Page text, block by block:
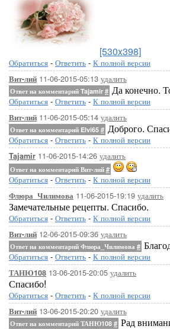
[530x398]
Обратиться - Ответить - К полной версии
Вит-лий 11-06-2015-05:13 удалить
Ответ на комментарий Tajamir # Да конечно.
Обратиться - Ответить - К полной версии
Вит-лий 11-06-2015-05:14 удалить
Ответ на комментарий Elvi65 # Доброго.
Обратиться - Ответить - К полной версии
Tajamir 11-06-2015-14:26 удалить
Ответ на комментарий Вит-лий #
Обратиться - Ответить - К полной версии
Флюра_Чилимова 11-06-2015-19:19 удалить
Замечательные рецепты. Спасибо.
Обратиться - Ответить - К полной версии
Вит-лий 12-06-2015-09:36 удалить
Ответ на комментарий Флюра_Чилимова #
Обратиться - Ответить - К полной версии
ТАНЮ108 13-06-2015-20:05 удалить
Спасибо!
Обратиться - Ответить - К полной версии
Вит-лий 13-06-2015-20:20 удалить
Ответ на комментарий ТАНЮ108 # Рад